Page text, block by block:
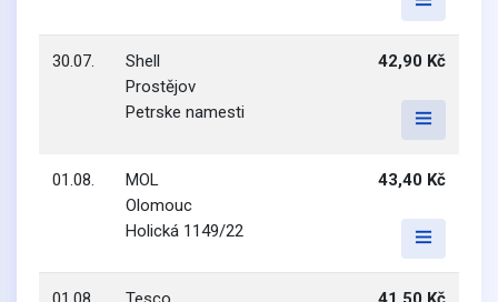
30.07.
Shell
Prostějov
Petrske namesti
42,90 Kč
01.08.
MOL
Olomouc
Holická 1149/22
43,40 Kč